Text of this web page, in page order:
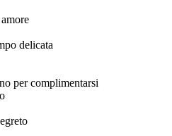
delicata
per complimentarsi